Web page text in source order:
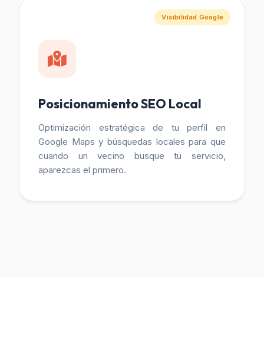
Visibilidad Google
Posicionamiento SEO Local
Optimización estratégica de tu perfil en
Google Maps y búsquedas locales para que
cuando un vecino busque tu servicio,
aparezcas el primero.